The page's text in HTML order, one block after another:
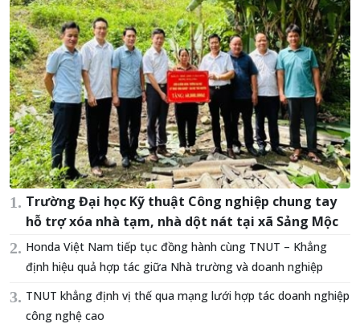
Trường Đại học Kỹ thuật Công nghiệp chung tay
hỗ trợ xóa nhà tạm, nhà dột nát tại xã Sảng Mộc
Honda Việt Nam tiếp tục đồng hành cùng TNUT – Khẳng
định hiệu quả hợp tác giữa Nhà trường và doanh nghiệp
TNUT khẳng định vị thế qua mạng lưới hợp tác doanh nghiệp
công nghệ cao